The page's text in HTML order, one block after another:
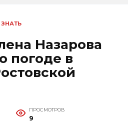
Назарова
погоде в
ПРОСМОТРОВ
9